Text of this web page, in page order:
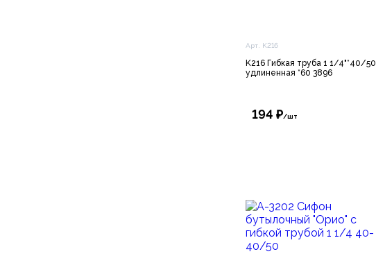
Арт. K216
K216 Гибкая труба 1 1/4"*40/50
удлиненная *60 3896
194 ₽/шт